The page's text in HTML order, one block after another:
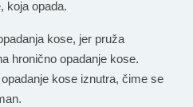
koja opada.
kose, jer pruža
hronično opadanje kose.
kose iznutra, čime se